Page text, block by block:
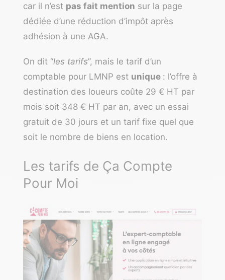
car il n’est pas fait mention sur la page
dédiée d’une réduction d’impôt après
adhésion à une AGA.
On dit “les tarifs”, mais le tarif d’un
comptable pour LMNP est unique : l’offre à
destination des loueurs coûte 29 € HT par
mois soit 348 € HT par an, avec un essai
gratuit de 30 jours et un tarif fixe quel que
soit le nombre de biens en location.
Les tarifs de Ça Compte
Pour Moi